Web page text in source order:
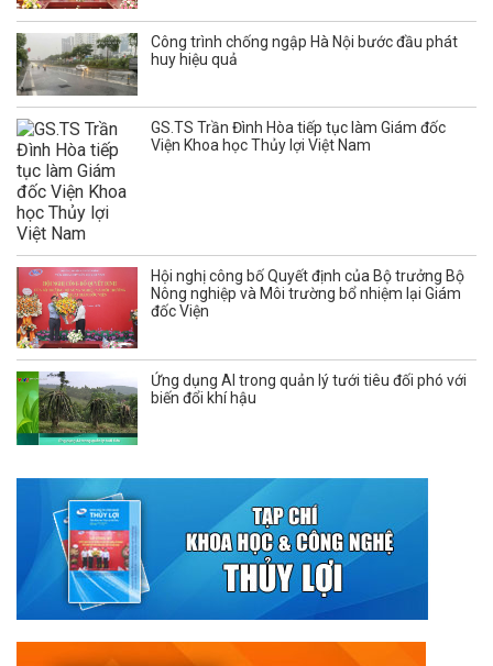
Công trình chống ngập Hà Nội bước đầu phát
huy hiệu quả
GS.TS Trần Đình Hòa tiếp tục làm Giám đốc
Viện Khoa học Thủy lợi Việt Nam
Hội nghị công bố Quyết định của Bộ trưởng Bộ
Nông nghiệp và Môi trường bổ nhiệm lại Giám
đốc Viện
Ứng dụng AI trong quản lý tưới tiêu đối phó với
biến đổi khí hậu